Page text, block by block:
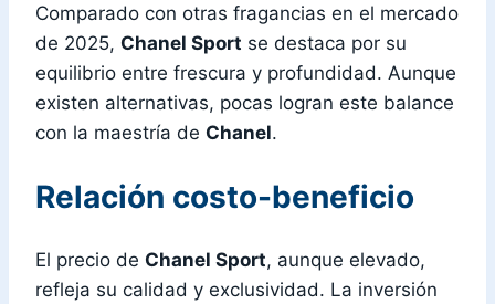
Comparado con otras fragancias en el mercado
de 2025, Chanel Sport se destaca por su
equilibrio entre frescura y profundidad. Aunque
existen alternativas, pocas logran este balance
con la maestría de Chanel.
Relación costo-beneficio
El precio de Chanel Sport, aunque elevado,
refleja su calidad y exclusividad. La inversión